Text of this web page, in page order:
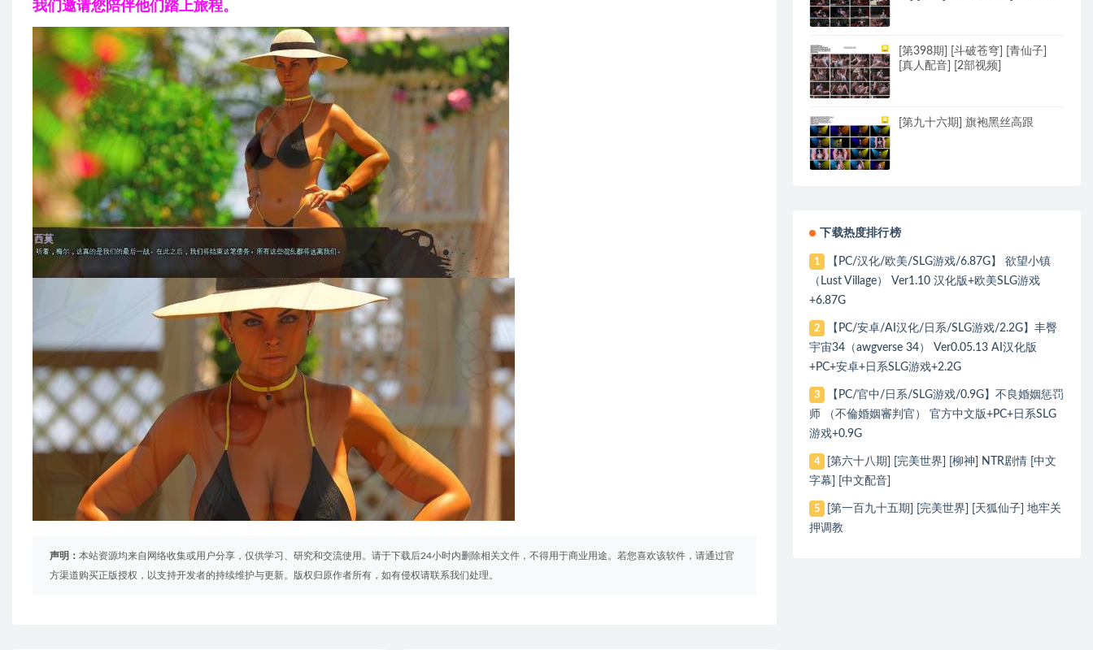
我们邀请您陪伴他们踏上旅程。
声明： 本站资源均来自网络收集或用户分享，仅供学习、研究和交流使用。请于下载后24小时内删除相关文件，不得用于商业用途。若您喜欢该软件，请通过官
方渠道购买正版授权，以支持开发者的持续维护与更新。版权归原作者所有，如有侵权请联系我们处理。
[第398期] [斗破苍穹] [青仙子]
[真人配音] [2部视频]
[第九十六期] 旗袍黑丝高跟
下载热度排行榜
1
【PC/汉化/欧美/SLG游戏/6.87G】 欲望小镇
（Lust Village） Ver1.10 汉化版+欧美SLG游戏
+6.87G
2
【PC/安卓/AI汉化/日系/SLG游戏/2.2G】丰臀
宇宙34（awgverse 34） Ver0.05.13 AI汉化版
+PC+安卓+日系SLG游戏+2.2G
3
【PC/官中/日系/SLG游戏/0.9G】不良婚姻惩罚
师 （不倫婚姻審判官） 官方中文版+PC+日系SLG
游戏+0.9G
4
[第六十八期] [完美世界] [柳神] NTR剧情 [中文
字幕] [中文配音]
5
[第一百九十五期] [完美世界] [天狐仙子] 地牢关
押调教